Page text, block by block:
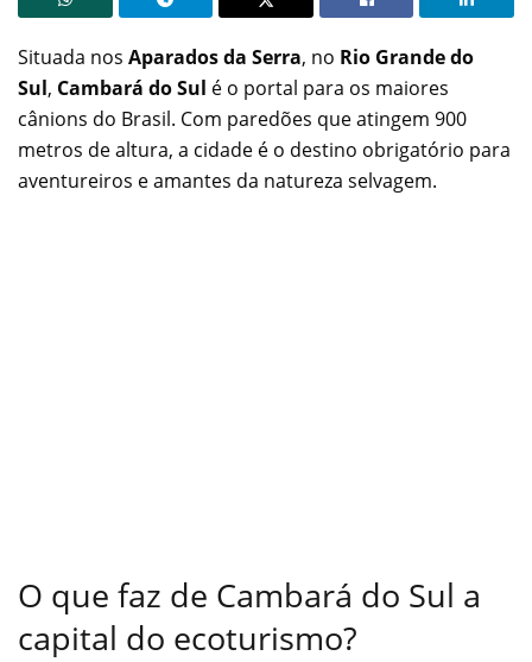
Situada nos Aparados da Serra, no Rio Grande do
Sul, Cambará do Sul é o portal para os maiores
cânions do Brasil. Com paredões que atingem 900
metros de altura, a cidade é o destino obrigatório para
aventureiros e amantes da natureza selvagem.
O que faz de Cambará do Sul a
capital do ecoturismo?